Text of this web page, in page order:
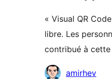
« Visual QR
libre. Les
contribué à cette
Contributeurs
amirhev